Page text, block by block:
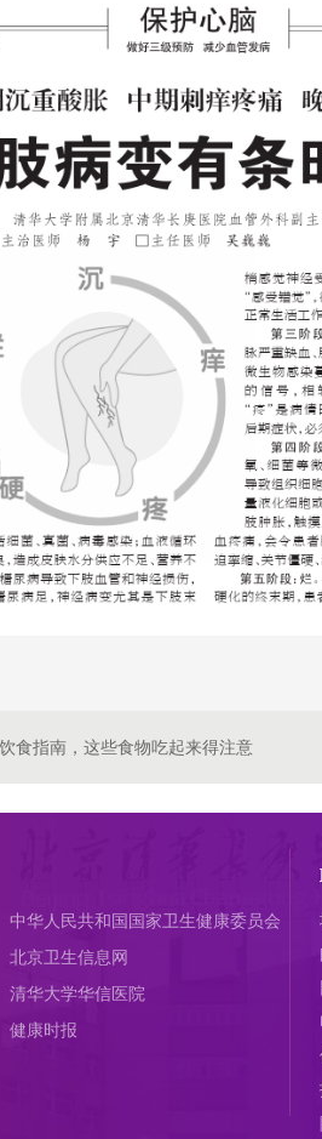
食指南，这些食物吃起来得注意
中华人民共和国国家卫生健康委员会
北京卫生信息网
清华大学华信医院
健康时报